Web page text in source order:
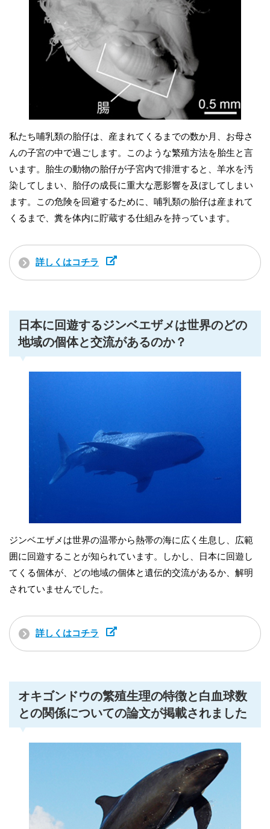
私たち哺乳類の胎仔は、産まれてくるまでの数か月、お母さ
んの子宮の中で過ごします。このような繁殖方法を胎生と言
います。胎生の動物の胎仔が子宮内で排泄すると、羊水を汚
染してしまい、胎仔の成長に重大な悪影響を及ぼしてしまい
ます。この危険を回避するために、哺乳類の胎仔は産まれて
くるまで、糞を体内に貯蔵する仕組みを持っています。
詳しくはコチラ
日本に回遊するジンベエザメは世界のどの
地域の個体と交流があるのか？
ジンベエザメは世界の温帯から熱帯の海に広く生息し、広範
囲に回遊することが知られています。しかし、日本に回遊し
てくる個体が、どの地域の個体と遺伝的交流があるか、解明
されていませんでした。
詳しくはコチラ
オキゴンドウの繁殖生理の特徴と白血球数
との関係についての論文が掲載されました